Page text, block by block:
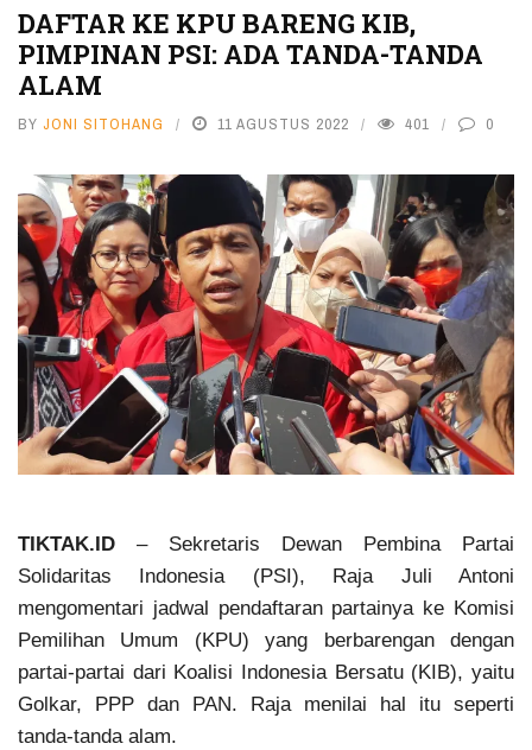
DAFTAR KE KPU BARENG KIB,
PIMPINAN PSI: ADA TANDA-TANDA
ALAM
BY JONI SITOHANG 11 AGUSTUS 2022 401 0
TIKTAK.ID – Sekretaris Dewan Pembina Partai
Solidaritas Indonesia (PSI), Raja Juli Antoni
mengomentari jadwal pendaftaran partainya ke Komisi
Pemilihan Umum (KPU) yang berbarengan dengan
partai-partai dari Koalisi Indonesia Bersatu (KIB), yaitu
Golkar, PPP dan PAN. Raja menilai hal itu seperti
tanda-tanda alam.